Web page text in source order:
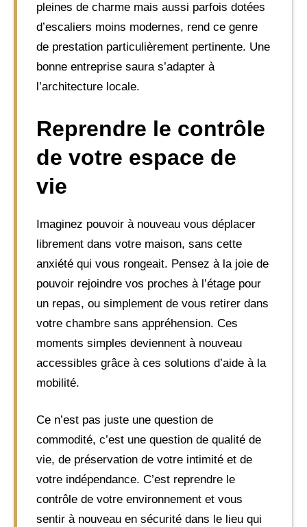
pleines de charme mais aussi parfois dotées
d’escaliers moins modernes, rend ce genre
de prestation particulièrement pertinente. Une
bonne entreprise saura s’adapter à
l’architecture locale.
Reprendre le contrôle
de votre espace de
vie
Imaginez pouvoir à nouveau vous déplacer
librement dans votre maison, sans cette
anxiété qui vous rongeait. Pensez à la joie de
pouvoir rejoindre vos proches à l’étage pour
un repas, ou simplement de vous retirer dans
votre chambre sans appréhension. Ces
moments simples deviennent à nouveau
accessibles grâce à ces solutions d’aide à la
mobilité.
Ce n’est pas juste une question de
commodité, c’est une question de qualité de
vie, de préservation de votre intimité et de
votre indépendance. C’est reprendre le
contrôle de votre environnement et vous
sentir à nouveau en sécurité dans le lieu qui